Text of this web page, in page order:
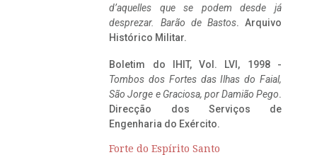
d’aquelles que se podem desde já
desprezar. Barão de Bastos. Arquivo
Histórico Militar.
Boletim do IHIT, Vol. LVI, 1998 -
Tombos dos Fortes das Ilhas do Faial,
São Jorge e Graciosa, por Damião Pego.
Direcção dos Serviços de
Engenharia do Exército.
Forte do Espírito Santo